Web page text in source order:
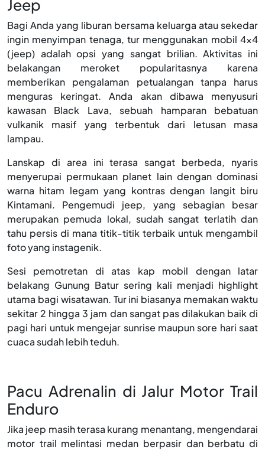
Jeep
Bagi Anda yang liburan bersama keluarga atau sekedar
ingin menyimpan tenaga, tur menggunakan mobil 4x4
(jeep) adalah opsi yang sangat brilian. Aktivitas ini
belakangan meroket popularitasnya karena
memberikan pengalaman petualangan tanpa harus
menguras keringat. Anda akan dibawa menyusuri
kawasan Black Lava, sebuah hamparan bebatuan
vulkanik masif yang terbentuk dari letusan masa
lampau.
Lanskap di area ini terasa sangat berbeda, nyaris
menyerupai permukaan planet lain dengan dominasi
warna hitam legam yang kontras dengan langit biru
Kintamani. Pengemudi jeep, yang sebagian besar
merupakan pemuda lokal, sudah sangat terlatih dan
tahu persis di mana titik-titik terbaik untuk mengambil
foto yang instagenik.
Sesi pemotretan di atas kap mobil dengan latar
belakang Gunung Batur sering kali menjadi highlight
utama bagi wisatawan. Tur ini biasanya memakan waktu
sekitar 2 hingga 3 jam dan sangat pas dilakukan baik di
pagi hari untuk mengejar sunrise maupun sore hari saat
cuaca sudah lebih teduh.
Pacu Adrenalin di Jalur Motor Trail
Enduro
Jika jeep masih terasa kurang menantang, mengendarai
motor trail melintasi medan berpasir dan berbatu di